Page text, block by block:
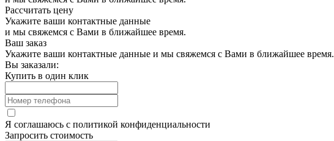
Рассчитать цену
Укажите ваши контактные данные
и мы свяжемся с Вами в ближайшее время.
Ваш заказ
Укажите ваши контактные данные и мы свяжемся с Вами в ближайшее время.
Вы заказали:
Купить в один клик
Я соглашаюсь с политикой конфиденциальности
Запросить стоимость